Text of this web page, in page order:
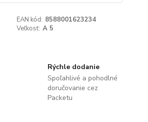
EAN kód: 8588001623234
Veľkosť: A 5
Rýchle dodanie
Spoľahlivé a pohodlné
doručovanie cez
Packetu